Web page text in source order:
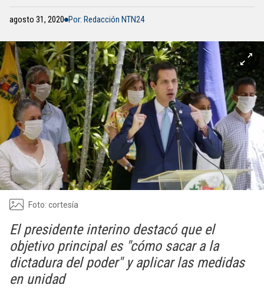
agosto 31, 2020 Por: Redacción NTN24
Foto: cortesía
El presidente interino destacó que el
objetivo principal es "cómo sacar a la
dictadura del poder" y aplicar las medidas
en unidad